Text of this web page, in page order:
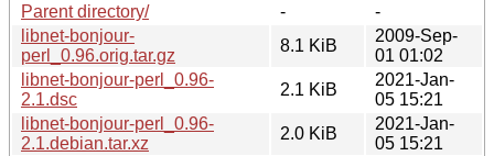
Parent directory/
-
-
libnet-bonjour-
perl_0.96.orig.tar.gz
8.1 KiB
2009-Sep-
01 01:02
libnet-bonjour-perl_0.96-
2.1.dsc
2.1 KiB
2021-Jan-
05 15:21
libnet-bonjour-perl_0.96-
2.1.debian.tar.xz
2.0 KiB
2021-Jan-
05 15:21